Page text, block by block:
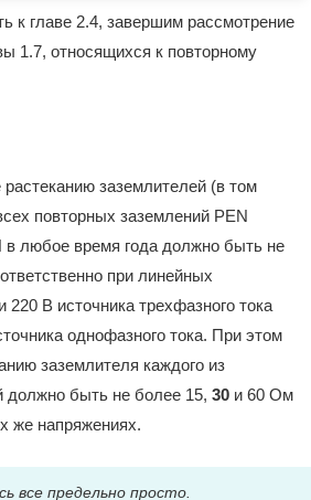
к главе 2.4, завершим рассмотрение
1.7, относящихся к повторному
заземлителей (в том
повторных заземлений PEN
в любое время года должно быть не
при линейных
220 В источника трехфазного тока
однофазного тока. При этом
заземлителя каждого из
должно быть не более 15, 30 и 60 Ом
же напряжениях.
все предельно просто.